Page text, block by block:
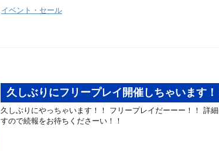
イベント・セール
久しぶりにフリープレイ開催しちゃいます！
久しぶりにやっちゃいます！！ フリープレイだーーー！！ 詳
すので続報をお待ちくださーい！！